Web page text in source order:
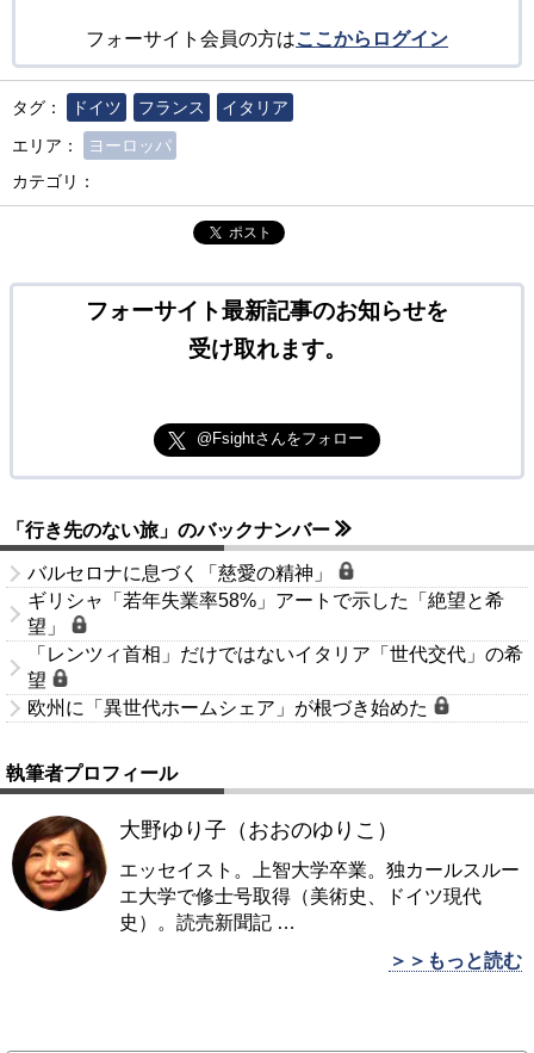
フォーサイト会員の方はここからログイン
タグ： ドイツ フランス
イタリア
エリア：
ヨーロッパ
カテゴリ：
ポスト
フォーサイト最新記事のお知らせを
受け取れます。
@Fsightさんをフォロー
「行き先のない旅」のバックナンバー
バルセロナに息づく「慈愛の精神」
ギリシャ「若年失業率58%」アートで示した「絶望と希
望」
「レンツィ首相」だけではないイタリア「世代交代」の希
望
欧州に「異世代ホームシェア」が根づき始めた
執筆者プロフィール
大野ゆり子（おおのゆりこ）
エッセイスト。上智大学卒業。独カールスルー
エ大学で修士号取得（美術史、ドイツ現代
史）。読売新聞記 …
＞＞もっと読む